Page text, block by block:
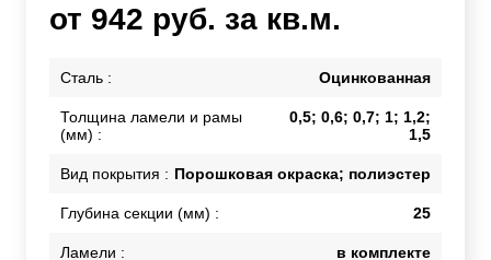
от 942 руб. за кв.м.
Сталь : Оцинкованная
Толщина ламели и рамы
(мм) :
0,5; 0,6; 0,7; 1; 1,2;
1,5
Вид покрытия : Порошковая окраска; полиэстер
Глубина секции (мм) : 25
Ламели : в комплекте